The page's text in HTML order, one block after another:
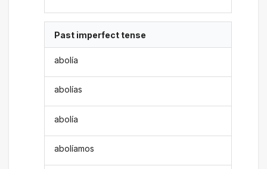
Past imperfect tense
abolía
abolías
abolía
abolíamos